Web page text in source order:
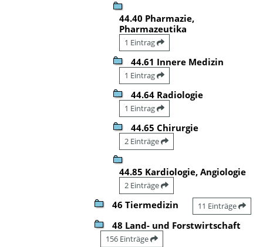
44.40 Pharmazie,
Pharmazeutika
1 Eintrag
44.61 Innere Medizin
1 Eintrag
44.64 Radiologie
1 Eintrag
44.65 Chirurgie
2 Einträge
44.85 Kardiologie, Angiologie
2 Einträge
46 Tiermedizin 11 Einträge
48 Land- und Forstwirtschaft
156 Einträge